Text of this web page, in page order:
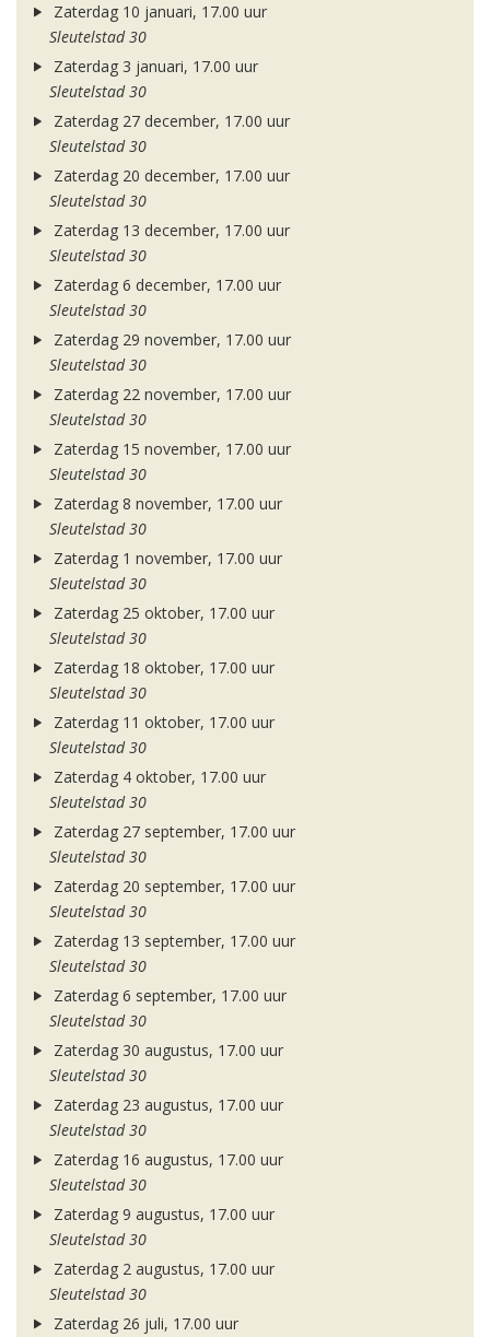
Zaterdag 10 januari, 17.00 uur
Sleutelstad 30
Zaterdag 3 januari, 17.00 uur
Sleutelstad 30
Zaterdag 27 december, 17.00 uur
Sleutelstad 30
Zaterdag 20 december, 17.00 uur
Sleutelstad 30
Zaterdag 13 december, 17.00 uur
Sleutelstad 30
Zaterdag 6 december, 17.00 uur
Sleutelstad 30
Zaterdag 29 november, 17.00 uur
Sleutelstad 30
Zaterdag 22 november, 17.00 uur
Sleutelstad 30
Zaterdag 15 november, 17.00 uur
Sleutelstad 30
Zaterdag 8 november, 17.00 uur
Sleutelstad 30
Zaterdag 1 november, 17.00 uur
Sleutelstad 30
Zaterdag 25 oktober, 17.00 uur
Sleutelstad 30
Zaterdag 18 oktober, 17.00 uur
Sleutelstad 30
Zaterdag 11 oktober, 17.00 uur
Sleutelstad 30
Zaterdag 4 oktober, 17.00 uur
Sleutelstad 30
Zaterdag 27 september, 17.00 uur
Sleutelstad 30
Zaterdag 20 september, 17.00 uur
Sleutelstad 30
Zaterdag 13 september, 17.00 uur
Sleutelstad 30
Zaterdag 6 september, 17.00 uur
Sleutelstad 30
Zaterdag 30 augustus, 17.00 uur
Sleutelstad 30
Zaterdag 23 augustus, 17.00 uur
Sleutelstad 30
Zaterdag 16 augustus, 17.00 uur
Sleutelstad 30
Zaterdag 9 augustus, 17.00 uur
Sleutelstad 30
Zaterdag 2 augustus, 17.00 uur
Sleutelstad 30
Zaterdag 26 juli, 17.00 uur